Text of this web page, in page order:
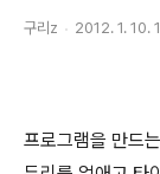
구리z 2012. 1. 10.
프로그램을 만드